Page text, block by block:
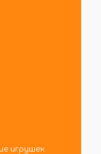
игрушек